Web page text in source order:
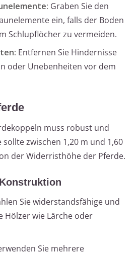
Graben Sie den
ein, falls der Boden
Schlupflöcher zu vermeiden.
Entfernen Sie Hindernisse
oder Unebenheiten vor dem
muss robust und
zwischen 1,20 m und 1,60
der Widerristhöhe der Pferde.
Sie widerstandsfähige und
Hölzer wie Lärche oder
Sie mehrere